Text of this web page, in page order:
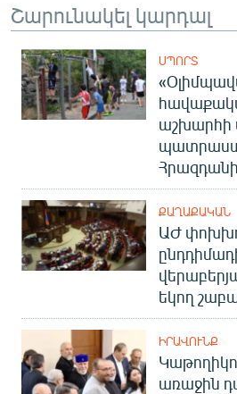
Շարունակել կարդալ
ՍՊՈՐՏ
աշխարհի
Հրազդանի
ՔԱՂԱՔԱԿԱՆ
ԱԺ
եկող
ԻՐԱՎՈՒՆՔ
առաջին